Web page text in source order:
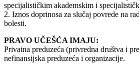
specijalističkim akademskim i
2. Iznos doprinosa za slučaj povrede na
bolesti.
PRAVO UČEŠĆA IMAJU:
Privatna preduzeća (privredna društva i
nefinansijska preduzeća i organizacije.